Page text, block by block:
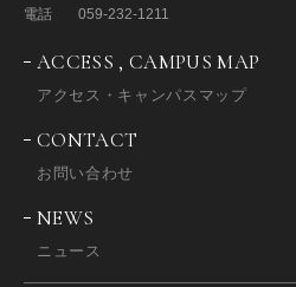
電話
059-232-1211
ACCESS , CAMPUS MAP
アクセス・キャンパスマップ
CONTACT
お問い合わせ
NEWS
ニュース